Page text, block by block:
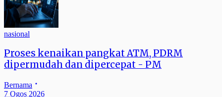
nasional
Proses kenaikan pangkat ATM, PDRM
dipermudah dan dipercepat - PM
Bernama
7 Ogos 2026